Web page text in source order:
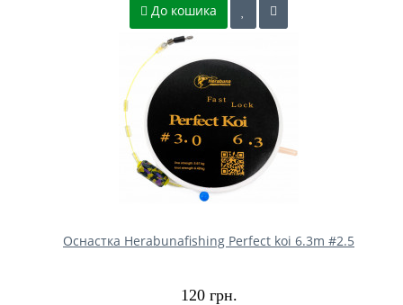
До кошика
Оснастка Herabunafishing Perfect koі 6.3m #2.5
120 грн.